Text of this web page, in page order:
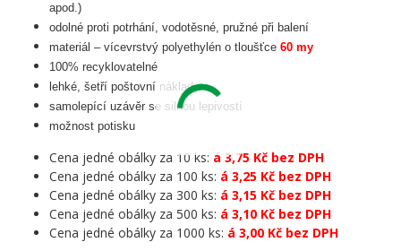
apod.)
odolné proti potrhání, vodotěsné, pružné při balení
materiál – vícevrstvý polyethylén o tloušťce 60 my
100% recyklovatelné
lehké, šetří poštovní náklady
samolepící uzávěr se silnou lepivostí
možnost potisku
Cena jedné obálky za 10 ks: á 3,75 Kč bez DPH
Cena jedné obálky za 100 ks: á 3,25 Kč bez DPH
Cena jedné obálky za 300 ks: á 3,15 Kč bez DPH
Cena jedné obálky za 500 ks: á 3,10 Kč bez DPH
Cena jedné obálky za 1000 ks: á 3,00 Kč bez DPH